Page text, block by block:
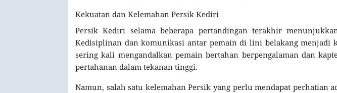
Kekuatan dan Kelemahan Persik Kediri
Persik Kediri selama beberapa pertandingan terakhir
Kedisiplinan dan komunikasi antar pemain di lini belakang menjadi
sering kali mengandalkan pemain bertahan berpengalaman dan
pertahanan dalam tekanan tinggi.
Namun, salah satu kelemahan Persik yang perlu mendapat perhatian